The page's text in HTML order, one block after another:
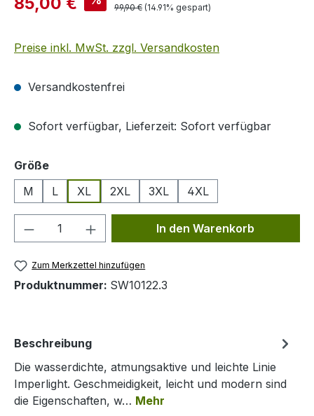
Regulärer Preis:
99,90 € (14.91% gespart)
Preise inkl. MwSt. zzgl. Versandkosten
Versandkostenfrei
Sofort verfügbar, Lieferzeit: Sofort verfügbar
Größeauswählen
M
L XL 2XL 3XL 4XL
Produkt Anzahl: Gib denIn den Warenkorb
Zum Merkzettel hinzufügen
Produktnummer: SW10122.3
Beschreibung
Die wasserdichte, atmungsaktive und leichte Linie
Imperlight. Geschmeidigkeit, leicht und modern sind
die Eigenschaften, w… Mehr